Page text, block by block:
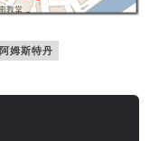
阿姆斯特丹